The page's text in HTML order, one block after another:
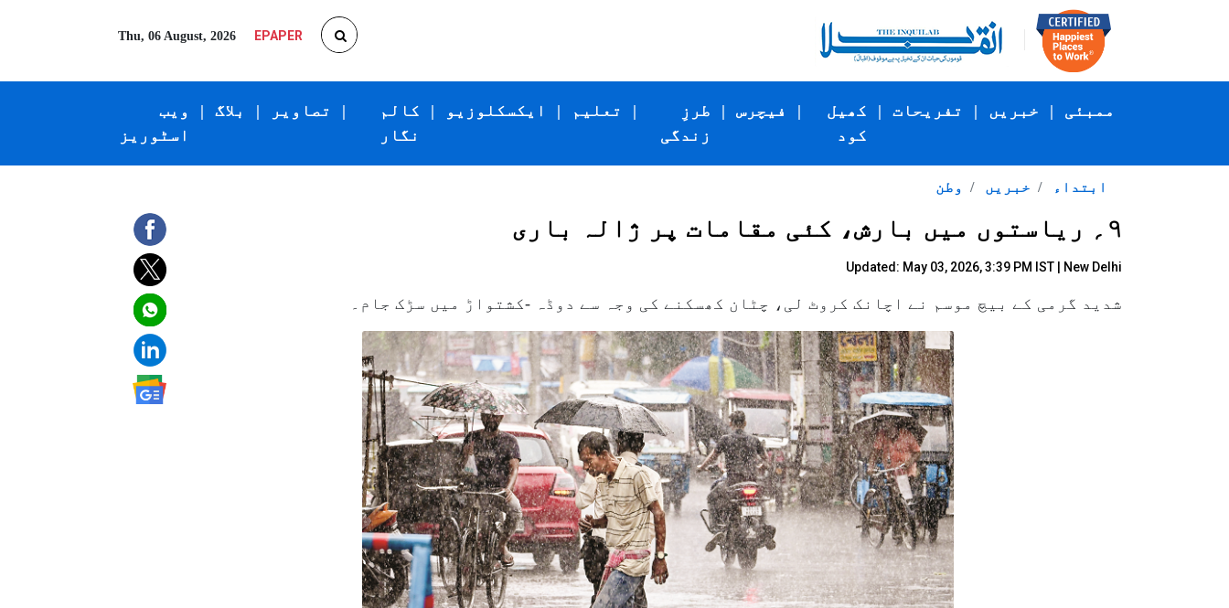
Thu, 06 August, 2026 EPAPER
ویب
اسٹوریز
| بلاگ | تصاویر |
کالم
نگار
| ایکسکلوزیو | تعلیم |
طرزِ
زندگی
| فیچرس |
کھیل
کود
| تفریحات | خبریں | ممبئی
وطن خبریں ابتداء
۹؍ ریاستوں میں بارش، کئی مقامات پر ژالہ باری
Updated: May 03, 2026, 3:39 PM IST | New Delhi
شدید گرمی کے بیچ موسم نے اچانک کروٹ لی، چٹان کھسکنے کی وجہ سے دوڈہ -کشتواڑ میں سڑک جام۔